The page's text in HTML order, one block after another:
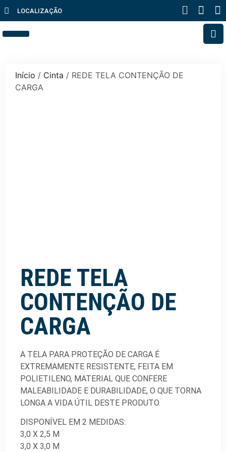
LOCALIZAÇÃO
Início / Cinta / REDE TELA CONTENÇÃO DE
CARGA
REDE TELA
CONTENÇÃO DE
CARGA
A TELA PARA PROTEÇÃO DE CARGA É
EXTREMAMENTE RESISTENTE, FEITA EM
POLIETILENO, MATERIAL QUE CONFERE
MALEABILIDADE E DURABILIDADE, O QUE TORNA
LONGA A VIDA ÚTIL DESTE PRODUTO.
DISPONÍVEL EM 2 MEDIDAS:
3,0 X 2,5 M
3,0 X 3,0 M